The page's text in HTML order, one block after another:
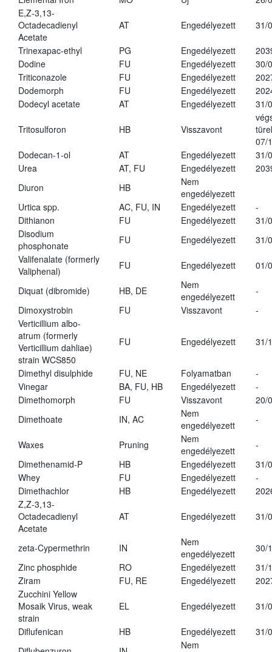
E,Z-3,13-
Octadecadienyl
Acetate
AT Engedélyezett 31/
Trinexapac-ethyl PG Engedélyezett
Dodine
FU Engedélyezett
30/
Triticonazole
FU Engedélyezett
Dodemorph
FU Engedélyezett
Dodecyl acetate
AT Engedélyezett 31/
Tritosulforon HB Visszavont
07/
Dodecan-1-ol
AT Engedélyezett
31/
Urea
AT, FU Engedélyezett
Diuron
HB
Nem
engedélyezett
Urtica spp.
AC, FU, IN Engedélyezett
-
Dithianon
FU Engedélyezett
31/
Disodium
phosphonate
FU Engedélyezett
31/
Valifenalate (formerly
Valiphenal)
FU Engedélyezett 01/
Diquat (dibromide) HB, DE
Nem
engedélyezett
-
Dimoxystrobin
FU Visszavont
-
Verticillium albo-
atrum (formerly
Verticillium dahliae)
strain WCS850
FU Engedélyezett 31/
Dimethyl disulphide FU, NE Folyamatban
-
Vinegar
BA, FU, HB Engedélyezett
-
Dimethomorph
FU Visszavont
20/
Dimethoate
IN, AC
Nem
engedélyezett
-
Waxes Pruning
Nem
engedélyezett
-
Dimethenamid-P
HB Engedélyezett
31/
Whey
FU Engedélyezett
-
Dimethachlor
HB Engedélyezett
Z,Z-3,13-
Octadecadienyl
Acetate
AT Engedélyezett 31/
zeta-Cypermethrin IN
Nem
engedélyezett
30/
Zinc phosphide
RO Engedélyezett
31/
Ziram
FU, RE Engedélyezett
Zucchini Yellow
Mosaik Virus, weak
strain
EL Engedélyezett 31/
Diflufenican HB Engedélyezett
31/
Nem